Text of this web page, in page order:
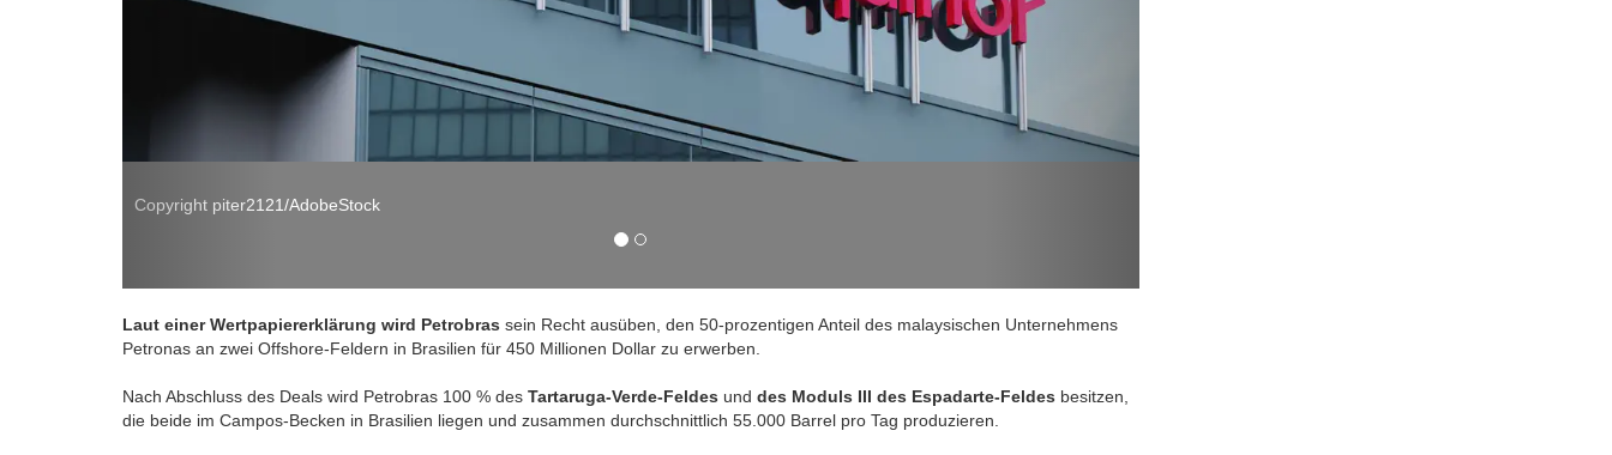
Laut einer Wertpapiererklärung wird Petrobras sein Recht ausüben, den 50-prozentigen Anteil des malaysischen Unternehmens
Petronas an zwei Offshore-Feldern in Brasilien für 450 Millionen Dollar zu erwerben.
Nach Abschluss des Deals wird Petrobras 100 % des Tartaruga-Verde-Feldes und des Moduls III des Espadarte-Feldes besitzen,
die beide im Campos-Becken in Brasilien liegen und zusammen durchschnittlich 55.000 Barrel pro Tag produzieren.